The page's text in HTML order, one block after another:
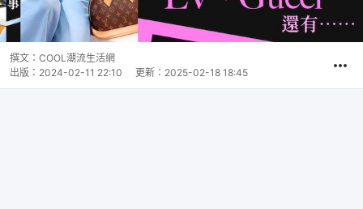
撰文： COOL潮流生活網
出版： 2024-02-11 22:10 更新： 2025-02-18 18:45